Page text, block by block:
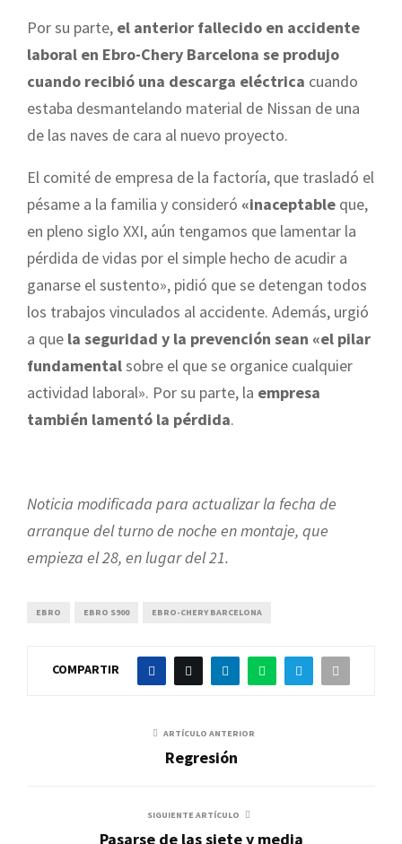
Por su parte, el anterior fallecido en accidente
laboral en Ebro-Chery Barcelona se produjo
cuando recibió una descarga eléctrica cuando
estaba desmantelando material de Nissan de una
de las naves de cara al nuevo proyecto.
El comité de empresa de la factoría, que trasladó el
pésame a la familia y consideró «inaceptable que,
en pleno siglo XXI, aún tengamos que lamentar la
pérdida de vidas por el simple hecho de acudir a
ganarse el sustento», pidió que se detengan todos
los trabajos vinculados al accidente. Además, urgió
a que la seguridad y la prevención sean «el pilar
fundamentalsobre el que se organice cualquier
actividad laboral». Por su parte, la empresa
también lamentó la pérdida.
Noticia modificada para actualizar la fecha de
arranque del turno de noche en montaje, que
empieza el 28, en lugar del 21.
EBRO EBRO S900 EBRO-CHERY BARCELONA
COMPARTIR
ARTÍCULO ANTERIOR
Regresión
SIGUIENTE ARTÍCULO
Pasarse de las siete y media